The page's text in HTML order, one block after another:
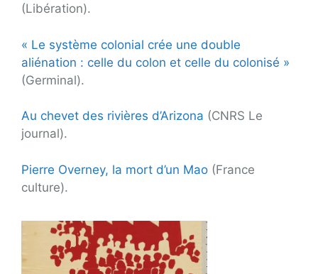
(Libération).
« Le système colonial crée une double
aliénation : celle du colon et celle du colonisé »
(Germinal).
Au chevet des rivières d’Arizona (CNRS Le
journal).
Pierre Overney, la mort d’un Mao (France
culture).